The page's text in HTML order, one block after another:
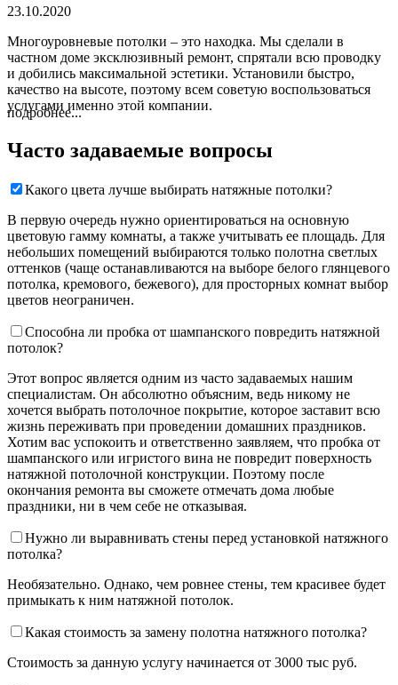
23.10.2020
Многоуровневые потолки – это находка. Мы сделали в
частном доме эксклюзивный ремонт, спрятали всю проводку
и добились максимальной эстетики. Установили быстро,
качество на высоте, поэтому всем советую воспользоваться
услугами именно этой компании.
подробнее...
Часто задаваемые вопросы
Какого цвета лучше выбирать натяжные потолки?
В первую очередь нужно ориентироваться на основную
цветовую гамму комнаты, а также учитывать ее площадь. Для
небольших помещений выбираются только полотна светлых
оттенков (чаще останавливаются на выборе белого глянцевого
потолка, кремового, бежевого), для просторных комнат выбор
цветов неограничен.
Способна ли пробка от шампанского повредить натяжной
потолок?
Этот вопрос является одним из часто задаваемых нашим
специалистам. Он абсолютно объясним, ведь никому не
хочется выбрать потолочное покрытие, которое заставит всю
жизнь переживать при проведении домашних праздников.
Хотим вас успокоить и ответственно заявляем, что пробка от
шампанского или игристого вина не повредит поверхность
натяжной потолочной конструкции. Поэтому после
окончания ремонта вы сможете отмечать дома любые
праздники, ни в чем себе не отказывая.
Нужно ли выравнивать стены перед установкой натяжного
потолка?
Необязательно. Однако, чем ровнее стены, тем красивее будет
примыкать к ним натяжной потолок.
Какая стоимость за замену полотна натяжного потолка?
Стоимость за данную услугу начинается от 3000 тыс руб.